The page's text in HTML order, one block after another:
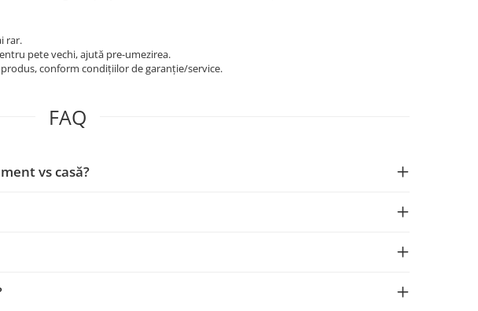
rar.
pete vechi, ajută pre-umezirea.
conform condițiilor de garanție/service.
FAQ
vs casă?